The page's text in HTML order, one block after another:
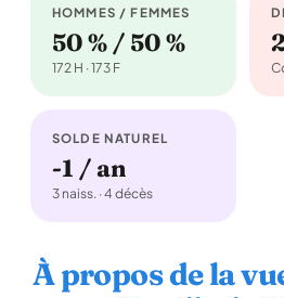
HOMMES / FEMMES
50 % / 50 %
172 H · 173 F
SOLDE NATUREL
-1 / an
3 naiss. · 4 décès
À propos de la